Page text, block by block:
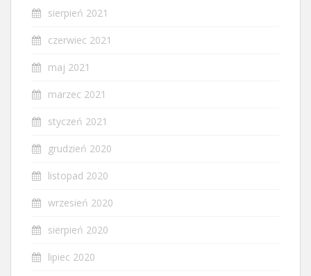
sierpień 2021
czerwiec 2021
maj 2021
marzec 2021
styczeń 2021
grudzień 2020
listopad 2020
wrzesień 2020
sierpień 2020
lipiec 2020